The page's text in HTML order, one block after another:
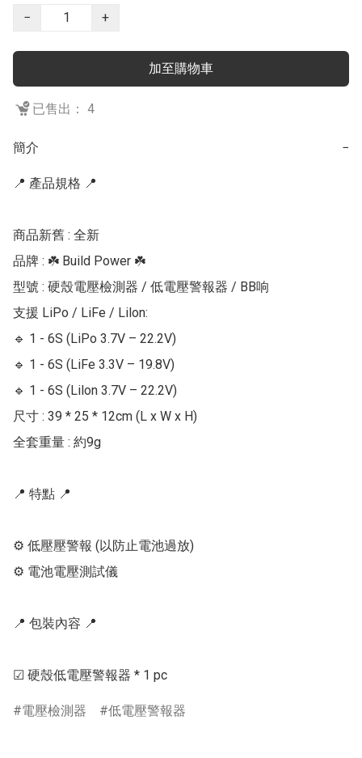
−
+
加至購物車
已售出： 4
簡介 −
📍 產品規格 📍
商品新舊 : 全新
品牌 : ☘️ Build Power ☘️
型號 : 硬殼電壓檢測器 / 低電壓警報器 / BB响
支援 LiPo / LiFe / Lilon:
🔹 1 - 6S (LiPo 3.7V – 22.2V)
🔹 1 - 6S (LiFe 3.3V – 19.8V)
🔹 1 - 6S (Lilon 3.7V – 22.2V)
尺寸 : 39 * 25 * 12cm (L x W x H)
全套重量 : 約9g
📍 特點 📍
⚙ 低壓壓警報 (以防止電池過放)
⚙ 電池電壓測試儀
📍 包裝內容 📍
電壓檢測器 低電壓警報器